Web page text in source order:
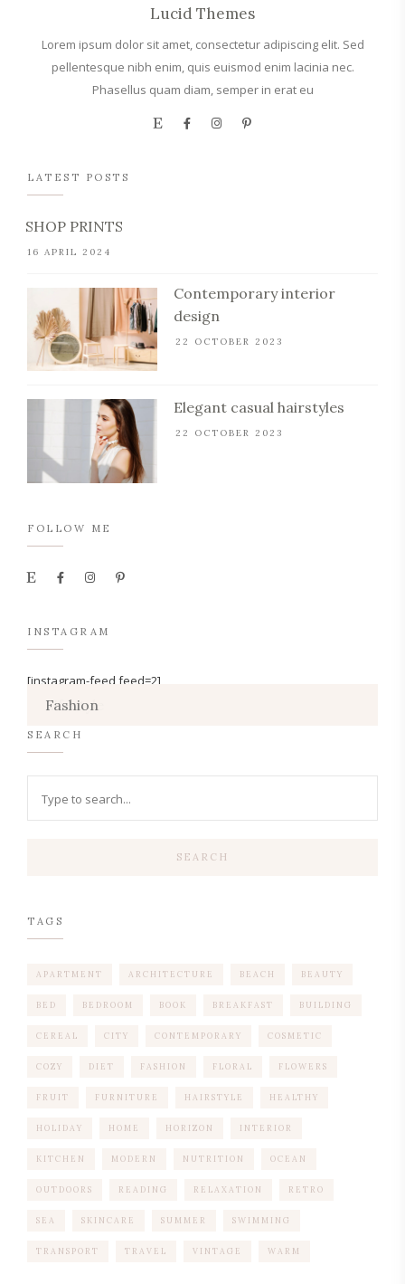
Lucid Themes
Lorem ipsum dolor sit amet, consectetur adipiscing elit. Sed
pellentesque nibh enim, quis euismod enim lacinia nec.
Phasellus quam diam, semper in erat eu
LATEST POSTS
SHOP PRINTS
16 APRIL 2024
Contemporary interior
design
22 OCTOBER 2023
Elegant casual hairstyles
22 OCTOBER 2023
FOLLOW ME
INSTAGRAM
[instagram-feed feed=2]
Lifestyle
Fashion
SEARCH
SEARCH
TAGS
APARTMENT ARCHITECTURE BEACH BEAUTY
BED BEDROOM BOOK BREAKFAST BUILDING
CEREAL CITY CONTEMPORARY COSMETIC
COZY DIET FASHION FLORAL FLOWERS
FRUIT FURNITURE HAIRSTYLE HEALTHY
HOLIDAY HOME HORIZON INTERIOR
KITCHEN MODERN NUTRITION OCEAN
OUTDOORS READING RELAXATION RETRO
SEA SKINCARE SUMMER SWIMMING
TRANSPORT TRAVEL VINTAGE WARM